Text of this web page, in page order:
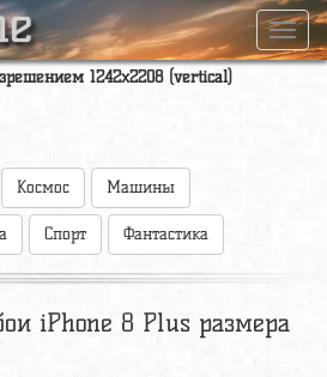
1242x2208 (vertical)
Космос Машины
Спорт Фантастика
iPhone 8 Plus размера